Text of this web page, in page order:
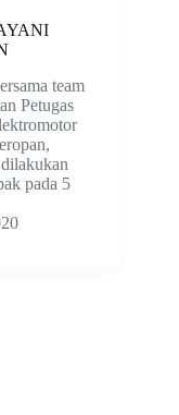
team
Petugas
pada 5